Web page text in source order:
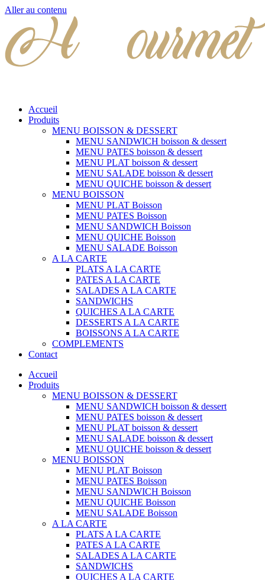
Aller au contenu
Accueil
Produits
MENU BOISSON & DESSERT
MENU SANDWICH boisson & dessert
MENU PATES boisson & dessert
MENU PLAT boisson & dessert
MENU SALADE boisson & dessert
MENU QUICHE boisson & dessert
MENU BOISSON
MENU PLAT Boisson
MENU PATES Boisson
MENU SANDWICH Boisson
MENU QUICHE Boisson
MENU SALADE Boisson
A LA CARTE
PLATS A LA CARTE
PATES A LA CARTE
SALADES A LA CARTE
SANDWICHS
QUICHES A LA CARTE
DESSERTS A LA CARTE
BOISSONS A LA CARTE
COMPLEMENTS
Contact
Accueil
Produits
MENU BOISSON & DESSERT
MENU SANDWICH boisson & dessert
MENU PATES boisson & dessert
MENU PLAT boisson & dessert
MENU SALADE boisson & dessert
MENU QUICHE boisson & dessert
MENU BOISSON
MENU PLAT Boisson
MENU PATES Boisson
MENU SANDWICH Boisson
MENU QUICHE Boisson
MENU SALADE Boisson
A LA CARTE
PLATS A LA CARTE
PATES A LA CARTE
SALADES A LA CARTE
SANDWICHS
QUICHES A LA CARTE